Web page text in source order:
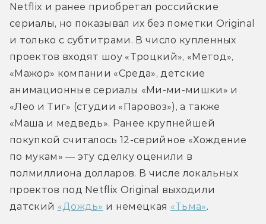
Netflix и ранее приобретал российские
сериалы, но показывал их без пометки Original
и только с субтитрами. В число купленных
проектов входят шоу «Троцкий», «Метод»,
«Мажор» компании «Среда», детские
анимационные сериалы «Ми-ми-мишки» и
«Лео и Тиг» (студии «Паровоз»), а также
«Маша и медведь». Ранее крупнейшей
покупкой считалось 12-серийное «Хождение
по мукам» — эту сделку оценили в
полмиллиона долларов. В числе локальных
проектов под Netflix Original выходили
датский «Дождь» и немецкая «Тьма».